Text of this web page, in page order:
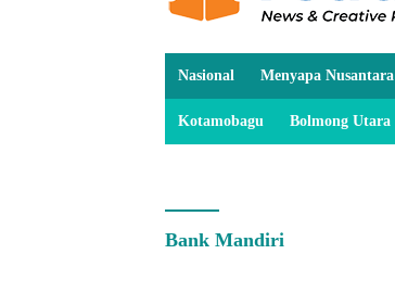
Nasional Menyapa Nusantara
Kotamobagu Bolmong Utara
Bank Mandiri